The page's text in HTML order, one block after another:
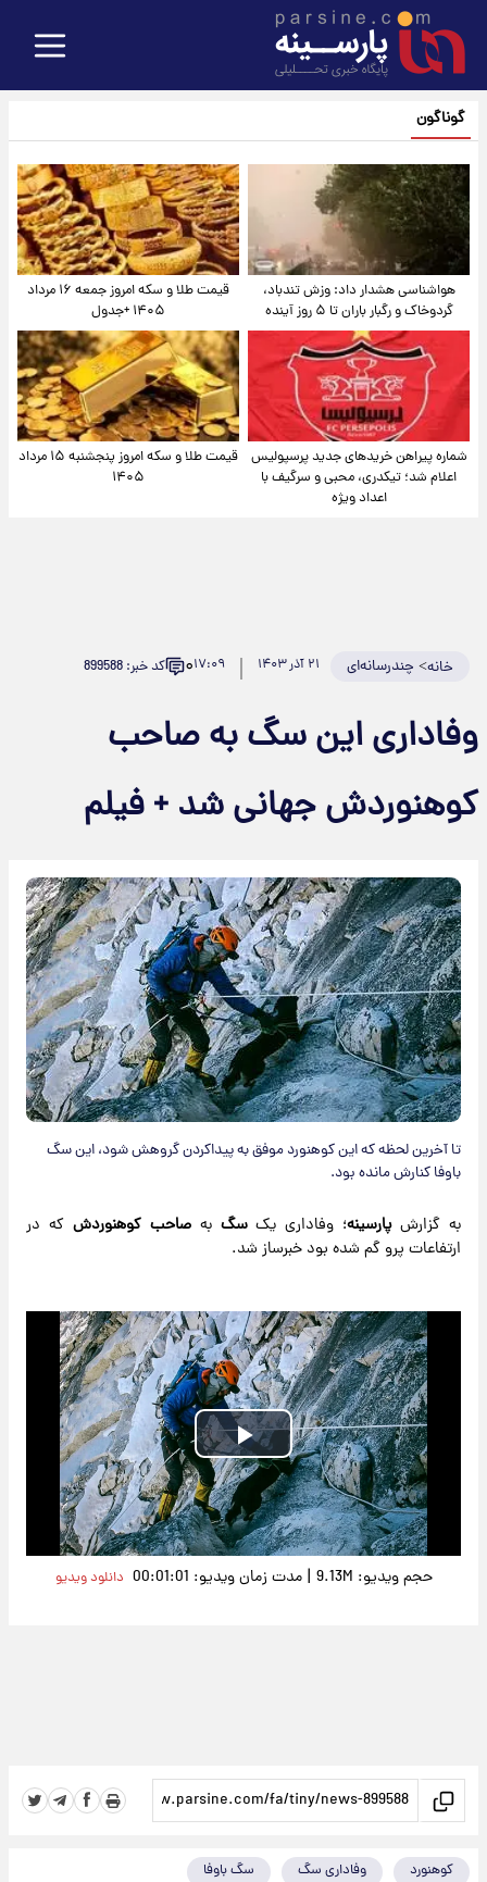
گوناگون
هواشناسی هشدار داد: وزش تندباد،
گردوخاک و رگبار باران تا ۵ روز آینده
قیمت طلا و سکه امروز جمعه ۱۶ مرداد
۱۴۰۵ +جدول
شماره پیراهن خریدهای جدید پرسپولیس
اعلام شد؛ تیکدری، محبی و سرگیف با
اعداد ویژه
قیمت طلا و سکه امروز پنجشنبه ۱۵ مرداد
۱۴۰۵
خانه> چندرسانه‌ای ۲۱ آذر ۱۴۰۳ ۱۷:۰۹۰ کد خبر: 899588
وفاداری این سگ به صاحب
کوهنوردش جهانی شد + فیلم
تا آخرین لحظه که این کوهنورد موفق به پیداکردن گروهش شود، این سگ
باوفا کنارش مانده بود.
به گزارشپارسینه؛ وفاداری یکسگبهصاحب کوهنوردش که در
ارتفاعات پرو گم شده بود خبرساز شد.
Play
Video
حجم ویدیو: 9.13M |مدت زمان ویدیو: 00:01:01 دانلود ویدیو
کوهنورد وفاداری سگ سگ باوفا